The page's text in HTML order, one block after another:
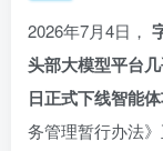
2026年7月4日，
头部大模型平台
日正式下线智能
务管理暂行办法